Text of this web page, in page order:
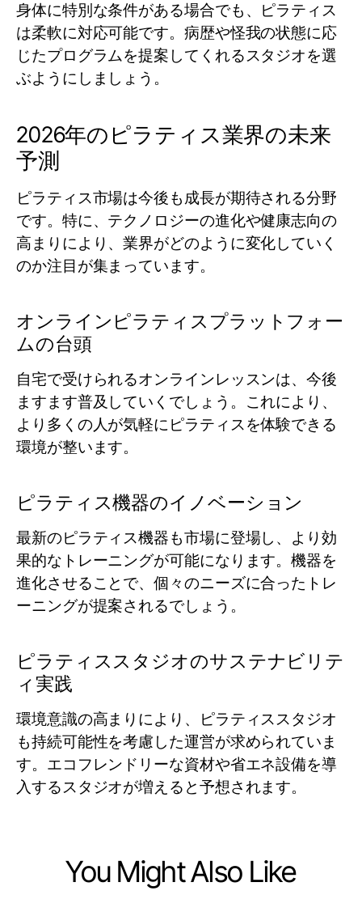
身体に特別な条件がある場合でも、ピラティス
は柔軟に対応可能です。病歴や怪我の状態に応
じたプログラムを提案してくれるスタジオを選
ぶようにしましょう。
2026年のピラティス業界の未来
予測
ピラティス市場は今後も成長が期待される分野
です。特に、テクノロジーの進化や健康志向の
高まりにより、業界がどのように変化していく
のか注目が集まっています。
オンラインピラティスプラットフォー
ムの台頭
自宅で受けられるオンラインレッスンは、今後
ますます普及していくでしょう。これにより、
より多くの人が気軽にピラティスを体験できる
環境が整います。
ピラティス機器のイノベーション
最新のピラティス機器も市場に登場し、より効
果的なトレーニングが可能になります。機器を
進化させることで、個々のニーズに合ったトレ
ーニングが提案されるでしょう。
ピラティススタジオのサステナビリテ
ィ実践
環境意識の高まりにより、ピラティススタジオ
も持続可能性を考慮した運営が求められていま
す。エコフレンドリーな資材や省エネ設備を導
入するスタジオが増えると予想されます。
You Might Also Like